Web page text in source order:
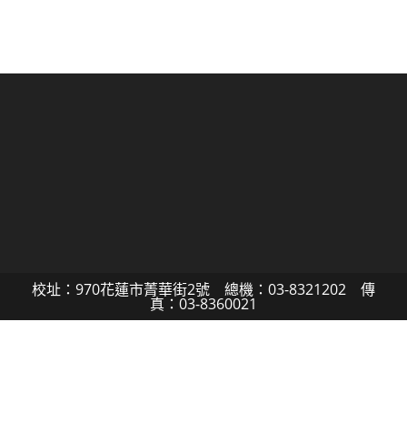
校址：970花蓮市菁華街2號 總機：03-8321202 傳
真：03-8360021